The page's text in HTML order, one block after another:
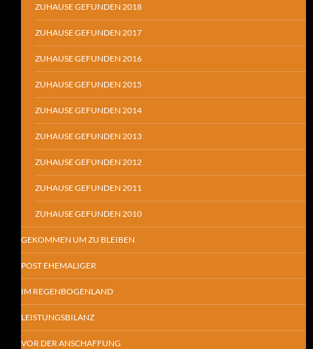
ZUHAUSE GEFUNDEN 2018
ZUHAUSE GEFUNDEN 2017
ZUHAUSE GEFUNDEN 2016
ZUHAUSE GEFUNDEN 2015
ZUHAUSE GEFUNDEN 2014
ZUHAUSE GEFUNDEN 2013
ZUHAUSE GEFUNDEN 2012
ZUHAUSE GEFUNDEN 2011
ZUHAUSE GEFUNDEN 2010
GEKOMMEN UM ZU BLEIBEN
POST EHEMALIGER
IM REGENBOGENLAND
LEISTUNGSBILANZ
VOR DER ANSCHAFFUNG